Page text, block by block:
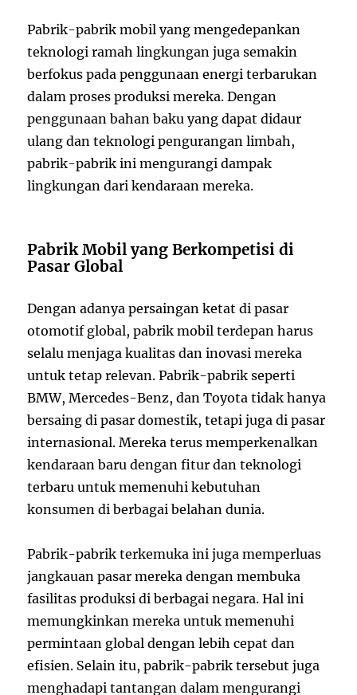
Pabrik-pabrik mobil yang mengedepankan
teknologi ramah lingkungan juga semakin
berfokus pada penggunaan energi terbarukan
dalam proses produksi mereka. Dengan
penggunaan bahan baku yang dapat didaur
ulang dan teknologi pengurangan limbah,
pabrik-pabrik ini mengurangi dampak
lingkungan dari kendaraan mereka.
Pabrik Mobil yang Berkompetisi di
Pasar Global
Dengan adanya persaingan ketat di pasar
otomotif global, pabrik mobil terdepan harus
selalu menjaga kualitas dan inovasi mereka
untuk tetap relevan. Pabrik-pabrik seperti
BMW, Mercedes-Benz, dan Toyota tidak hanya
bersaing di pasar domestik, tetapi juga di pasar
internasional. Mereka terus memperkenalkan
kendaraan baru dengan fitur dan teknologi
terbaru untuk memenuhi kebutuhan
konsumen di berbagai belahan dunia.
Pabrik-pabrik terkemuka ini juga memperluas
jangkauan pasar mereka dengan membuka
fasilitas produksi di berbagai negara. Hal ini
memungkinkan mereka untuk memenuhi
permintaan global dengan lebih cepat dan
efisien. Selain itu, pabrik-pabrik tersebut juga
menghadapi tantangan dalam mengurangi